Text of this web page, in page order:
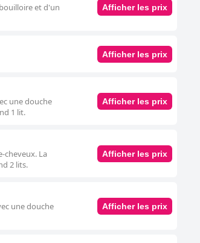
et d'un
Afficher les prix
Afficher les prix
une douche
1 lit.
Afficher les prix
cheveux. La
2 lits.
Afficher les prix
une douche
Afficher les prix